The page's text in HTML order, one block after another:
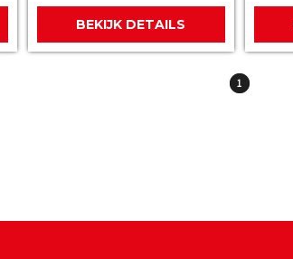
BEKIJK DETAILS
1